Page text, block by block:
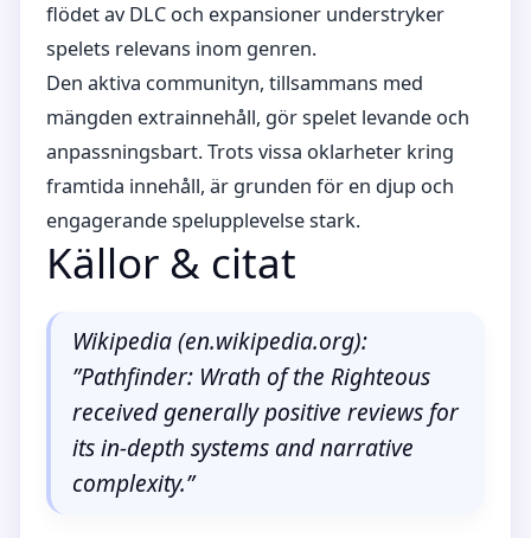
flödet av DLC och expansioner understryker
spelets relevans inom genren.
Den aktiva communityn, tillsammans med
mängden extrainnehåll, gör spelet levande och
anpassningsbart. Trots vissa oklarheter kring
framtida innehåll, är grunden för en djup och
engagerande spelupplevelse stark.
Källor & citat
Wikipedia (en.wikipedia.org):
”Pathfinder: Wrath of the Righteous
received generally positive reviews for
its in-depth systems and narrative
complexity.”